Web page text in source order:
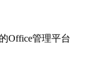
Office管理平台